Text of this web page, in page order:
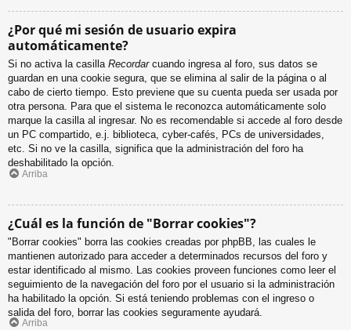
¿Por qué mi sesión de usuario expira
automáticamente?
Si no activa la casilla Recordarcuando ingresa al foro, sus datos se
guardan en una cookie segura, que se elimina al salir de la página o al
cabo de cierto tiempo. Esto previene que su cuenta pueda ser usada por
otra persona. Para que el sistema le reconozca automáticamente solo
marque la casilla al ingresar. No es recomendable si accede al foro desde
un PC compartido, e.j. biblioteca, cyber-cafés, PCs de universidades,
etc. Si no ve la casilla, significa que la administración del foro ha
deshabilitado la opción.
Arriba
¿Cuál es la función de "Borrar cookies"?
"Borrar cookies" borra las cookies creadas por phpBB, las cuales le
mantienen autorizado para acceder a determinados recursos del foro y
estar identificado al mismo. Las cookies proveen funciones como leer el
seguimiento de la navegación del foro por el usuario si la administración
ha habilitado la opción. Si está teniendo problemas con el ingreso o
salida del foro, borrar las cookies seguramente ayudará.
Arriba